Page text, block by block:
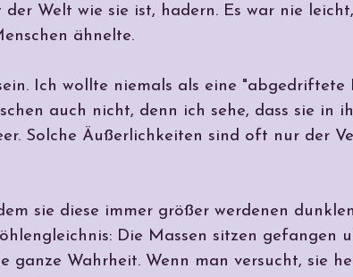
Welt wie sie ist, hadern. Es war nie
ähnelte.
Ich wollte niemals als eine "abgedriftete
auch nicht, denn ich sehe, dass sie in
Solche Äußerlichkeiten sind oft nur der
sie diese immer größer werdenen
Die Massen sitzen gefangen
Wahrheit. Wenn man versucht, sie